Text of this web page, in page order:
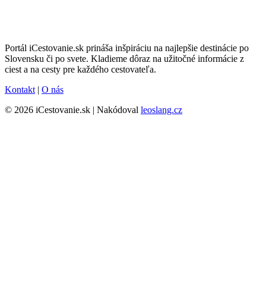
Portál iCestovanie.sk prináša inšpiráciu na najlepšie destinácie po
Slovensku či po svete. Kladieme dôraz na užitočné informácie z
ciest a na cesty pre každého cestovateľa.
Kontakt | O nás
© 2026 iCestovanie.sk | Nakódoval leoslang.cz